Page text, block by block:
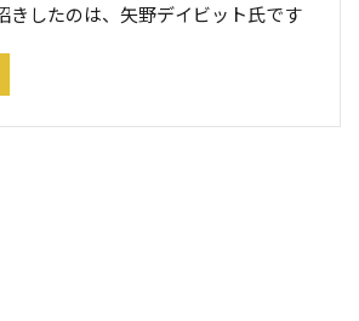
きしたのは、矢野デイビット氏です